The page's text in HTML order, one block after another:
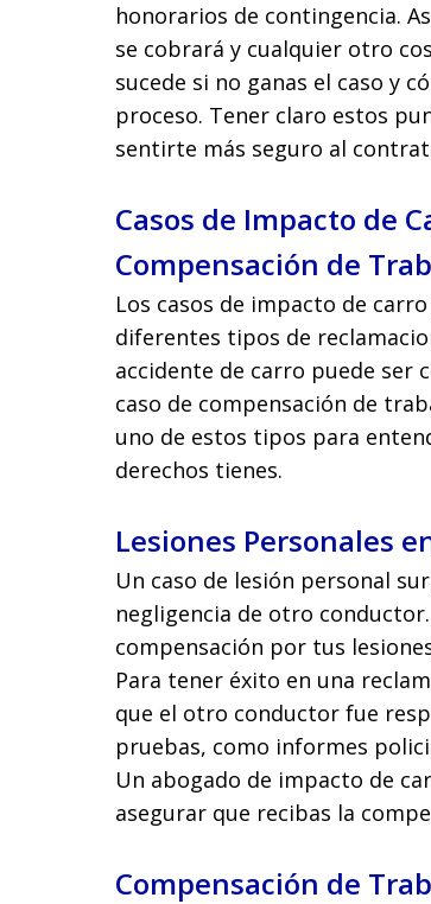
honorarios de contingencia.
se cobrará y cualquier otro
sucede si no ganas el caso y
proceso. Tener claro estos
sentirte más seguro al
Casos de Impacto de
Compensación de
Los casos de impacto de
diferentes tipos de
accidente de carro puede ser
caso de compensación de
uno de estos tipos para
derechos tienes.
Lesiones Personales
Un caso de lesión personal
negligencia de otro
compensación por tus
Para tener éxito en una
que el otro conductor fue
pruebas, como informes
Un abogado de impacto de
asegurar que recibas la
Compensación de